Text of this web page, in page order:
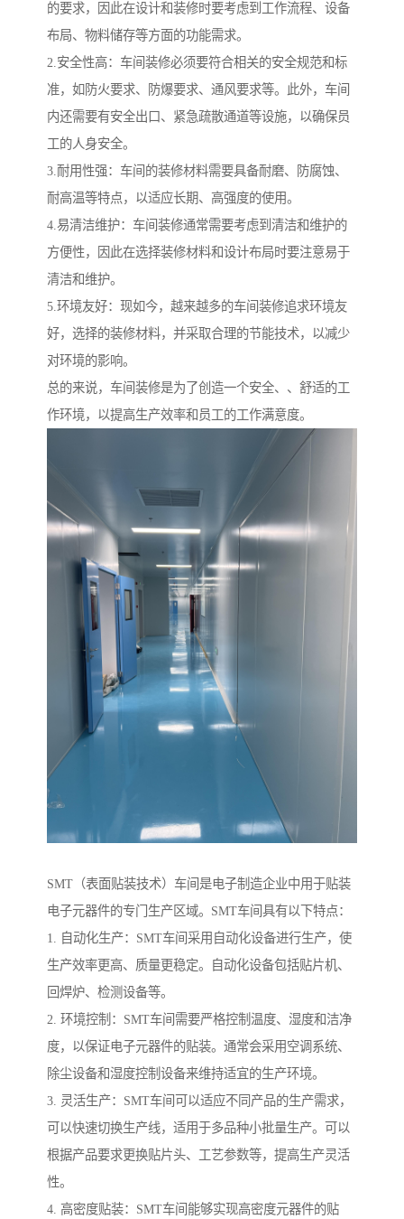
的要求，因此在设计和装修时要考虑到工作流程、设备
布局、物料储存等方面的功能需求。
2.安全性高：车间装修必须要符合相关的安全规范和标
准，如防火要求、防爆要求、通风要求等。此外，车间
内还需要有安全出口、紧急疏散通道等设施，以确保员
工的人身安全。
3.耐用性强：车间的装修材料需要具备耐磨、防腐蚀、
耐高温等特点，以适应长期、高强度的使用。
4.易清洁维护：车间装修通常需要考虑到清洁和维护的
方便性，因此在选择装修材料和设计布局时要注意易于
清洁和维护。
5.环境友好：现如今，越来越多的车间装修追求环境友
好，选择的装修材料，并采取合理的节能技术，以减少
对环境的影响。
总的来说，车间装修是为了创造一个安全、、舒适的工
作环境，以提高生产效率和员工的工作满意度。
SMT（表面贴装技术）车间是电子制造企业中用于贴装
电子元器件的专门生产区域。SMT车间具有以下特点：
1. 自动化生产：SMT车间采用自动化设备进行生产，使
生产效率更高、质量更稳定。自动化设备包括贴片机、
回焊炉、检测设备等。
2. 环境控制：SMT车间需要严格控制温度、湿度和洁净
度，以保证电子元器件的贴装。通常会采用空调系统、
除尘设备和湿度控制设备来维持适宜的生产环境。
3. 灵活生产：SMT车间可以适应不同产品的生产需求，
可以快速切换生产线，适用于多品种小批量生产。可以
根据产品要求更换贴片头、工艺参数等，提高生产灵活
性。
4. 高密度贴装：SMT车间能够实现高密度元器件的贴